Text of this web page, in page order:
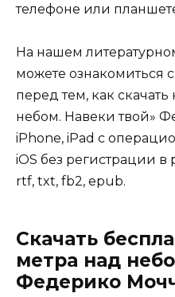
телефоне или
На нашем
можете ознакомиться
перед тем, как
небом. Навеки твой»
iPhone, iPad с
iOS без регистрации в
rtf, txt, fb2, epub.
Скачать
метра над
Федерико